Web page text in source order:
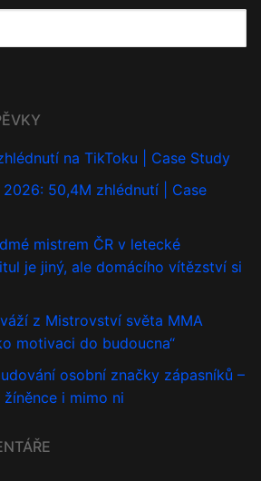
na TikToku | Case Study
50,4M zhlédnutí | Case
mistrem ČR v letecké
je jiný, ale domácího vítězství si
z Mistrovství světa MMA
motivaci do budoucna“
osobní značky zápasníků –
i mimo ni